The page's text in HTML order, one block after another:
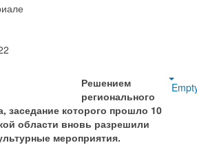
Решением
регионального
заседание которого прошло 10
области вновь разрешили
мероприятия.